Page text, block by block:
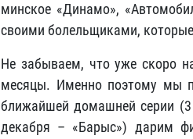
минское «Динамо»,
своими болельщиками,
Не забываем, что уже скоро
месяцы. Именно поэтому мы
ближайшей домашней серии
декабря – «Барыс») дарим